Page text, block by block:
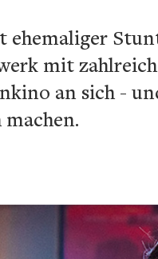
ehemaliger
mit
an sich -